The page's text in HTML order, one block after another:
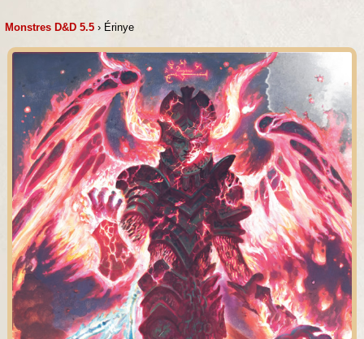
Monstres D&D 5.5 › Érinye